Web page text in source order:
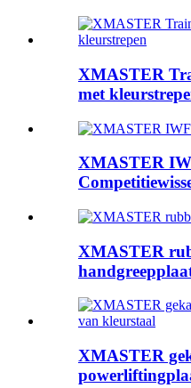
XMASTER
met
XMASTER
XMASTER
XMASTER